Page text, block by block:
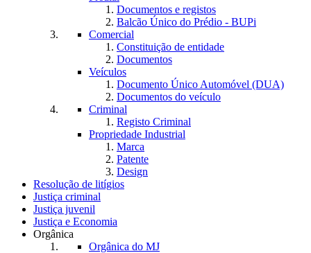
Documentos e registos
Balcão Único do Prédio - BUPi
Comercial
Constituição de entidade
Documentos
Veículos
Documento Único Automóvel (DUA)
Documentos do veículo
Criminal
Registo Criminal
Propriedade Industrial
Marca
Patente
Design
Resolução de litígios
Justiça criminal
Justiça juvenil
Justiça e Economia
Orgânica
Orgânica do MJ